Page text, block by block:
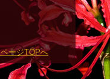
ページTOPへ